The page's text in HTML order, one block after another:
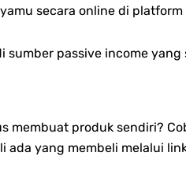
secara online di
sumber passive income
membuat produk sendiri?
ada yang membeli melalui